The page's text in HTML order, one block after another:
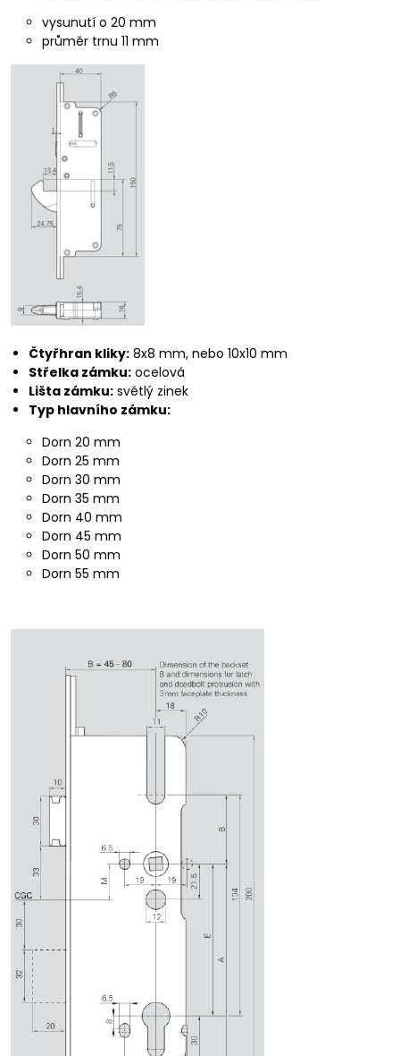
vysunutí o 20 mm
průměr trnu 11 mm
Čtyřhran kliky: 8x8 mm, nebo 10x10 mm
Střelka zámku: ocelová
Lišta zámku: světlý zinek
Typ hlavního zámku:
Dorn 20 mm
Dorn 25 mm
Dorn 30 mm
Dorn 35 mm
Dorn 40 mm
Dorn 45 mm
Dorn 50 mm
Dorn 55 mm